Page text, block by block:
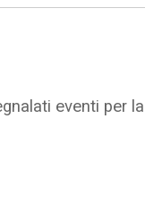
eventi per